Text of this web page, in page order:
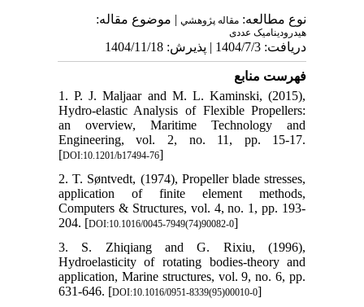
نوع مطالعه: مقاله پژوهشي| موضوع مقاله:
هیدرودینامیک عددی
دریافت: 1404/7/3 | پذیرش: 1404/11/18
فهرست منابع
1. P. J. Maljaar and M. L. Kaminski, (2015),
Hydro-elastic Analysis of Flexible Propellers:
an overview, Maritime Technology and
Engineering, vol. 2, no. 11, pp. 15-17.
[DOI:10.1201/b17494-76]
2. T. Søntvedt, (1974), Propeller blade stresses,
application of finite element methods,
Computers & Structures, vol. 4, no. 1, pp. 193-
204. [DOI:10.1016/0045-7949(74)90082-0]
3. S. Zhiqiang and G. Rixiu, (1996),
Hydroelasticity of rotating bodies-theory and
application, Marine structures, vol. 9, no. 6, pp.
631-646. [DOI:10.1016/0951-8339(95)00010-0]